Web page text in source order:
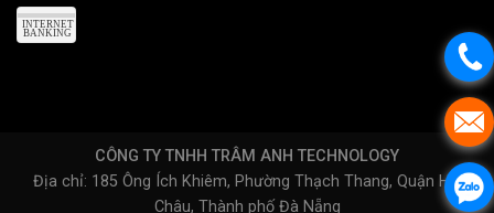
CÔNG TY TNHH TRÂM ANH TECHNOLOGY
Địa chỉ: 185 Ông Ích Khiêm, Phường Thạch Thang, Quận Hải
Châu, Thành phố Đà Nẵng